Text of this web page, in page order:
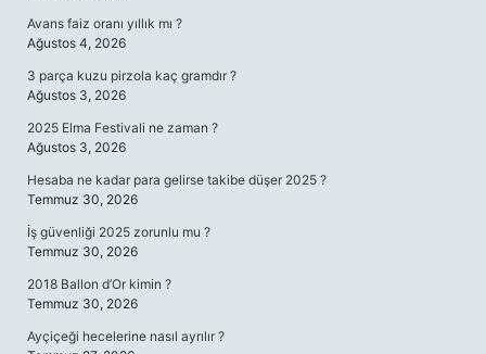
Avans faiz oranı yıllık mı ?
Ağustos 4, 2026
3 parça kuzu pirzola kaç gramdır ?
Ağustos 3, 2026
2025 Elma Festivali ne zaman ?
Ağustos 3, 2026
Hesaba ne kadar para gelirse takibe düşer 2025 ?
Temmuz 30, 2026
İş güvenliği 2025 zorunlu mu ?
Temmuz 30, 2026
2018 Ballon d’Or kimin ?
Temmuz 30, 2026
Ayçiçeği hecelerine nasıl ayrılır ?